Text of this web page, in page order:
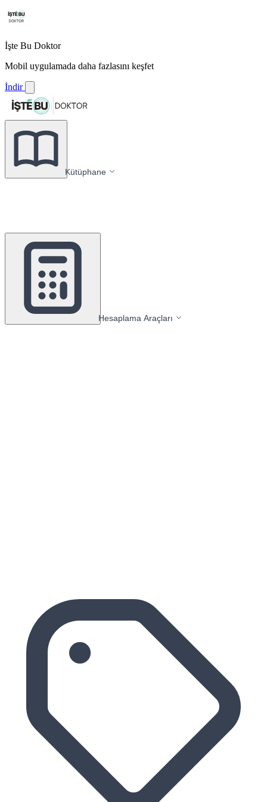
İşte Bu Doktor
Mobil uygulamada daha fazlasını keşfet
İndir
Kütüphane
Hesaplama Araçları